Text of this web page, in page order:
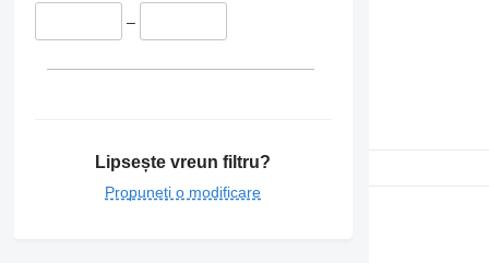
–
Lipsește vreun filtru?
Propuneți o modificare